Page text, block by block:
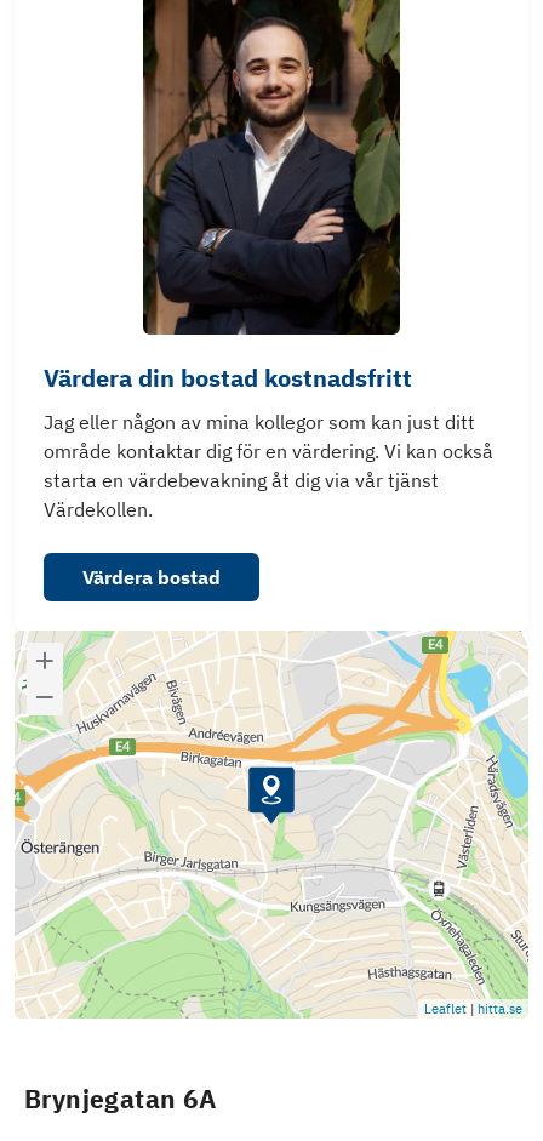
Värdera din bostad kostnadsfritt
Jag eller någon av mina kollegor som kan just ditt
område kontaktar dig för en värdering. Vi kan också
starta en värdebevakning åt dig via vår tjänst
Värdekollen.
Värdera bostad
Leaflet | hitta.se
Brynjegatan 6A